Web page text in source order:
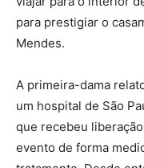
para prestigiar o
Mendes.
A primeira-dama
um hospital de São
que recebeu
evento de forma